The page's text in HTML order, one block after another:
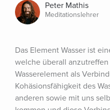
Peter Mathis
Meditationslehrer
Das Element Wasser ist
welche überall
Wasserelement als
Kohäsionsfähigkeit des
anderen sowie mit uns